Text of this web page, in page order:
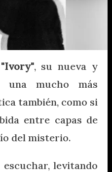
"Ivory", su nueva y
una mucho más
también, como si
entre capas de
del misterio.
levitando